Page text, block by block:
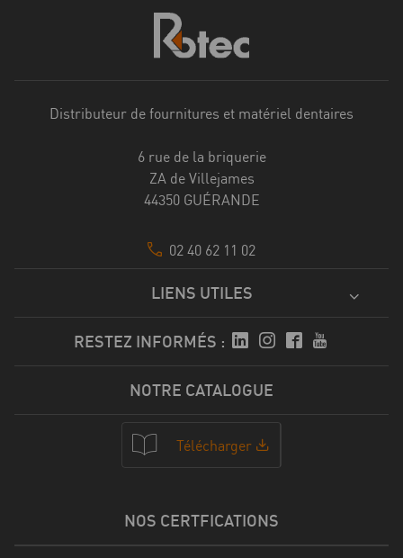
Distributeur de fournitures et matériel dentaires
6 rue de la briquerie
ZA de Villejames
44350 GUÉRANDE
02 40 62 11 02
LIENS UTILES
RESTEZ INFORMÉS :
NOTRE CATALOGUE
Télécharger
NOS CERTFICATIONS